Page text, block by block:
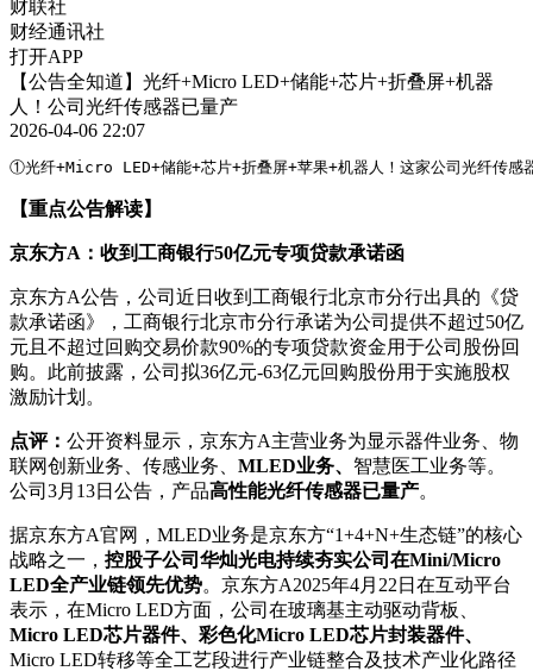
财联社
财经通讯社
打开APP
【公告全知道】光纤+Micro LED+储能+芯片+折叠屏+机器
人！公司光纤传感器已量产
2026-04-06 22:07
①光纤+Micro LED+储能+芯片+折叠屏+苹果+机器人！这家公司光纤传感
【重点公告解读】
京东方A：收到工商银行50亿元专项贷款承诺函
京东方A公告，公司近日收到工商银行北京市分行出具的《贷
款承诺函》，工商银行北京市分行承诺为公司提供不超过50亿
元且不超过回购交易价款90%的专项贷款资金用于公司股份回
购。此前披露，公司拟36亿元-63亿元回购股份用于实施股权
激励计划。
点评： 公开资料显示，京东方A主营业务为显示器件业务、物
联网创新业务、传感业务、 MLED业务、 智慧医工业务等。
公司3月13日公告，产品高性能光纤传感器已量产。
据京东方A官网，MLED业务是京东方“1+4+N+生态链”的核心
战略之一， 控股子公司华灿光电持续夯实公司在Mini/Micro
LED全产业链领先优势。京东方A2025年4月22日在互动平台
表示，在Micro LED方面，公司在玻璃基主动驱动背板、
Micro LED芯片器件、彩色化Micro LED芯片封装器件、
Micro LED转移等全工艺段进行产业链整合及技术产业化路径